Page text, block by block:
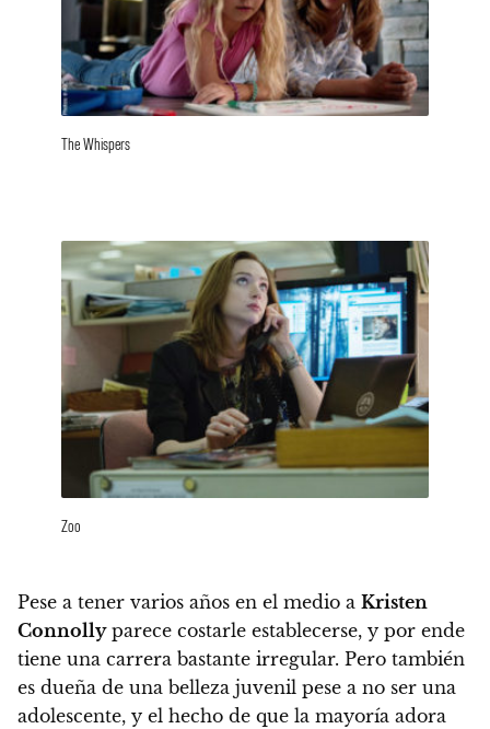
The Whispers
Zoo
Pese a tener varios años en el medio a Kristen
Connollyparece costarle establecerse, y por ende
tiene una carrera bastante irregular. Pero también
es dueña de una belleza juvenil pese a no ser una
adolescente, y el hecho de que la mayoría adora